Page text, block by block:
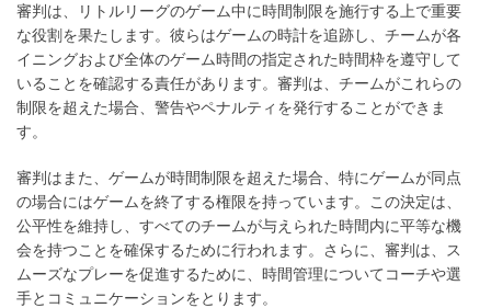
審判は、リトルリーグのゲーム中に時間制限を施行する上で重要
な役割を果たします。彼らはゲームの時計を追跡し、チームが各
イニングおよび全体のゲーム時間の指定された時間枠を遵守して
いることを確認する責任があります。審判は、チームがこれらの
制限を超えた場合、警告やペナルティを発行することができま
す。
審判はまた、ゲームが時間制限を超えた場合、特にゲームが同点
の場合にはゲームを終了する権限を持っています。この決定は、
公平性を維持し、すべてのチームが与えられた時間内に平等な機
会を持つことを確保するために行われます。さらに、審判は、ス
ムーズなプレーを促進するために、時間管理についてコーチや選
手とコミュニケーションをとります。